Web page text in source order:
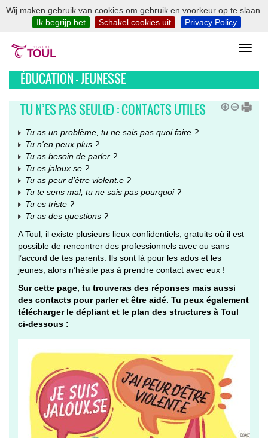
Wij maken gebruik van cookies om gebruik en voorkeur op te slaan.
Ik begrijp het
Schakel cookies uit Privacy Policy
ÉDUCATION - JEUNESSE
TU N’ES PAS SEUL(E) : CONTACTS UTILES
Tu as un problème, tu ne sais pas quoi faire ?
Tu n’en peux plus ?
Tu as besoin de parler ?
Tu es jaloux.se ?
Tu as peur d’être violent.e ?
Tu te sens mal, tu ne sais pas pourquoi ?
Tu es triste ?
Tu as des questions ?
A Toul, il existe plusieurs lieux confidentiels, gratuits où il est
possible de rencontrer des professionnels avec ou sans
l’accord de tes parents. Ils sont là pour les ados et les
jeunes, alors n’hésite pas à prendre contact avec eux !
Sur cette page, tu trouveras des réponses mais aussi
des contacts pour parler et être aidé. Tu peux également
télécharger le dépliant et le plan des structures à Toul
ci-dessous :